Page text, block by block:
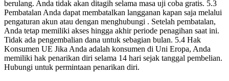
berulang. Anda tidak akan ditagih selama masa uji coba gratis. 5.3
Pembatalan Anda dapat membatalkan langganan kapan saja melalui
pengaturan akun atau dengan menghubungi . Setelah pembatalan,
Anda tetap memiliki akses hingga akhir periode penagihan saat ini.
Tidak ada pengembalian dana untuk sebagian bulan. 5.4 Hak
Konsumen UE Jika Anda adalah konsumen di Uni Eropa, Anda
memiliki hak penarikan diri selama 14 hari sejak tanggal pembelian.
Hubungi untuk permintaan penarikan diri.